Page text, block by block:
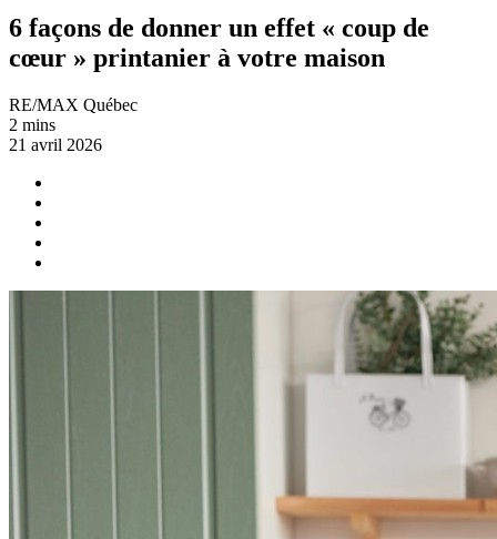
6 façons de donner un effet « coup de
cœur » printanier à votre maison
RE/MAX Québec
2 mins
21 avril 2026